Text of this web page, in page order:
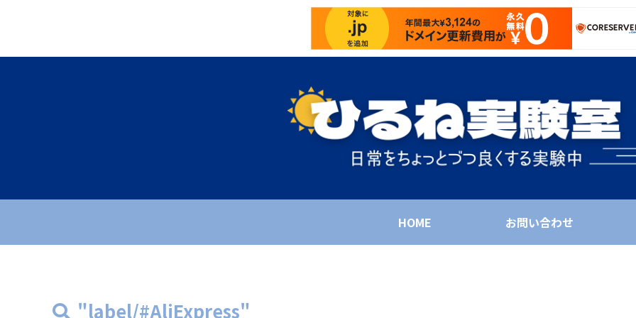
HOME お問い合わせ
"label/#AliExpress"